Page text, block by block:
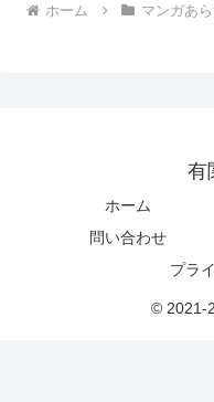
ホーム マンガあ
有
ホーム
問い合わせ
プラ
© 2021-